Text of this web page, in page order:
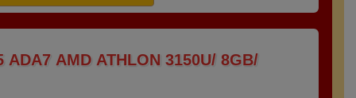
ADA7 AMD ATHLON 3150U/ 8GB/